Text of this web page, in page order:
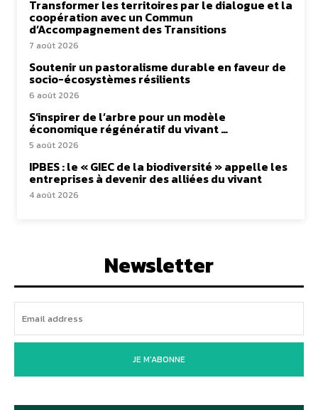
Transformer les territoires par le dialogue et la
coopération avec un Commun
d’Accompagnement des Transitions
7 août 2026
Soutenir un pastoralisme durable en faveur de
socio-écosystèmes résilients
6 août 2026
S’inspirer de l’arbre pour un modèle
économique régénératif du vivant …
5 août 2026
IPBES : le « GIEC de la biodiversité » appelle les
entreprises à devenir des alliées du vivant
4 août 2026
Newsletter
JE M'ABONNE